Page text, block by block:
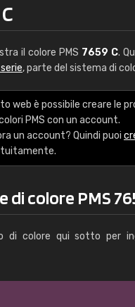
il colore PMS 7659 C.
, parte del sistema di
web è possibile creare le
PMS con un account.
un account? Quindi puoi
di colore PMS
di colore qui sotto per